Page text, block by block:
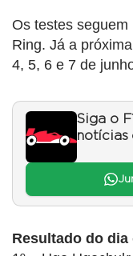
Os testes
Ring. Já a
4, 5, 6 e 7 de
Siga o
notícias
Resultado do dia